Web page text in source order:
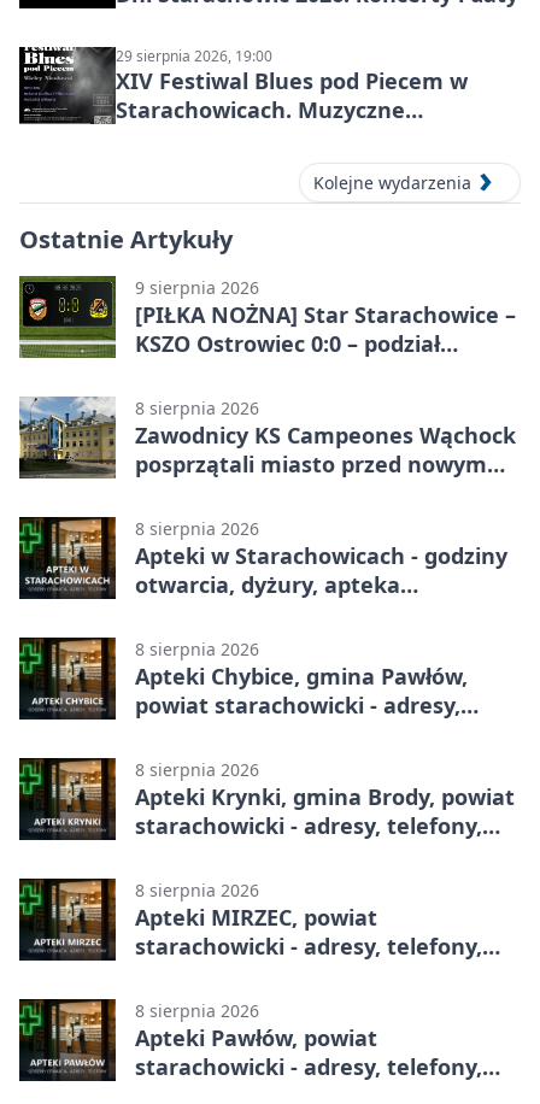
29 sierpnia 2026, 19:00
XIV Festiwal Blues pod Piecem w
Starachowicach. Muzyczne
blues w zabytkowej hucieKolejne wydarzenia
Ostatnie Artykuły
9 sierpnia 2026
[PIŁKA NOŻNA] Star Starachowice –
KSZO Ostrowiec 0:0 – podział
(Grupa IV)
8 sierpnia 2026
Zawodnicy KS Campeones Wąchock
posprzątali miasto przed nowym
8 sierpnia 2026
Apteki w Starachowicach - godziny
otwarcia, dyżury, apteka
8 sierpnia 2026
Apteki Chybice, gmina Pawłów,
powiat starachowicki - adresy,
8 sierpnia 2026
Apteki Krynki, gmina Brody, powiat
starachowicki - adresy, telefony,
8 sierpnia 2026
Apteki MIRZEC, powiat
starachowicki - adresy, telefony,
8 sierpnia 2026
Apteki Pawłów, powiat
starachowicki - adresy, telefony,